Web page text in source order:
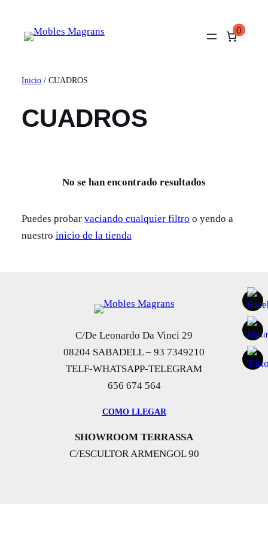
contenido
0
Inicio/ CUADROS
CUADROS
No se han encontrado resultados
Puedes probar vaciando cualquier filtro o yendo a
nuestro inicio de la tienda
C/De Leonardo Da Vinci 29
08204 SABADELL – 93 7349210
TELF-WHATSAPP-TELEGRAM
656 674 564
COMO LLEGAR
SHOWROOM TERRASSA
C/ESCULTOR ARMENGOL 90